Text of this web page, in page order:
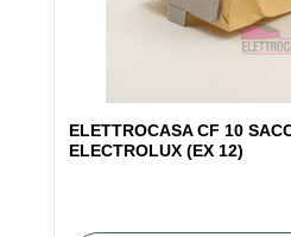
ELETTROCASA CF 10
ELECTROLUX (EX 12)